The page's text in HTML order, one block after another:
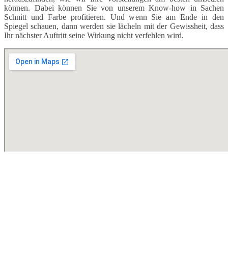
können. Dabei können Sie von unserem Know-how in Sachen
Schnitt und Farbe profitieren. Und wenn Sie am Ende in den
Spiegel schauen, dann werden sie lächeln mit der Gewissheit, dass
Ihr nächster Auftritt seine Wirkung nicht verfehlen wird.